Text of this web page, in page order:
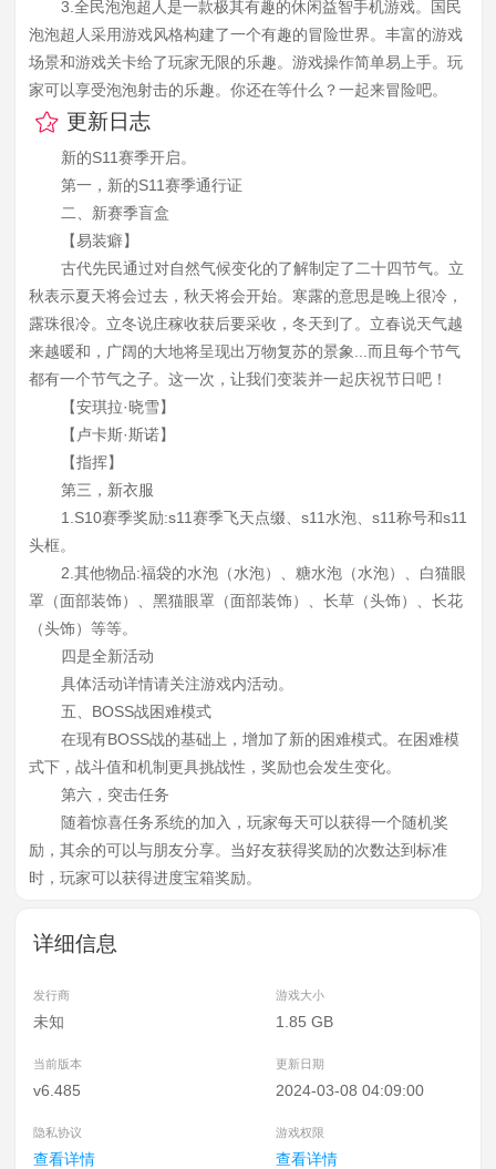
3.全民泡泡超人是一款极其有趣的休闲益智手机游戏。国民
泡泡超人采用游戏风格构建了一个有趣的冒险世界。丰富的游戏
场景和游戏关卡给了玩家无限的乐趣。游戏操作简单易上手。玩
家可以享受泡泡射击的乐趣。你还在等什么？一起来冒险吧。
更新日志
新的S11赛季开启。
第一，新的S11赛季通行证
二、新赛季盲盒
【易装癖】
古代先民通过对自然气候变化的了解制定了二十四节气。立
秋表示夏天将会过去，秋天将会开始。寒露的意思是晚上很冷，
露珠很冷。立冬说庄稼收获后要采收，冬天到了。立春说天气越
来越暖和，广阔的大地将呈现出万物复苏的景象...而且每个节气
都有一个节气之子。这一次，让我们变装并一起庆祝节日吧！
【安琪拉·晓雪】
【卢卡斯·斯诺】
【指挥】
第三，新衣服
1.S10赛季奖励:s11赛季飞天点缀、s11水泡、s11称号和s11
头框。
2.其他物品:福袋的水泡（水泡）、糖水泡（水泡）、白猫眼
罩（面部装饰）、黑猫眼罩（面部装饰）、长草（头饰）、长花
（头饰）等等。
四是全新活动
具体活动详情请关注游戏内活动。
五、BOSS战困难模式
在现有BOSS战的基础上，增加了新的困难模式。在困难模
式下，战斗值和机制更具挑战性，奖励也会发生变化。
第六，突击任务
随着惊喜任务系统的加入，玩家每天可以获得一个随机奖
励，其余的可以与朋友分享。当好友获得奖励的次数达到标准
时，玩家可以获得进度宝箱奖励。
详细信息
发行商 游戏大小
未知 1.85 GB
当前版本 更新日期
v6.485 2024-03-08 04:09:00
隐私协议 游戏权限
查看详情 查看详情